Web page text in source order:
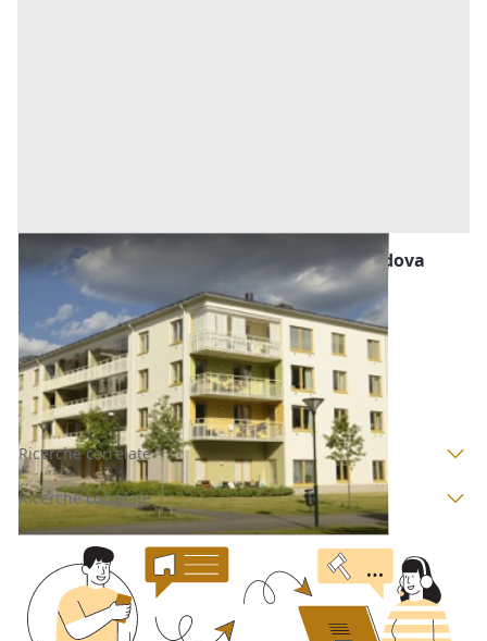
Abitazione di Tipo Economico all'asta a Padova
Legnaro (Padova)
Offerta minima
35.000 €
Codice asta: BN5130200
Asta chiusa
Ricerche correlate
Ricerche correlate